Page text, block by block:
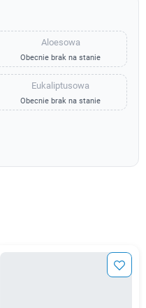
Aloesowa
Obecnie brak na stanie
Eukaliptusowa
Obecnie brak na stanie